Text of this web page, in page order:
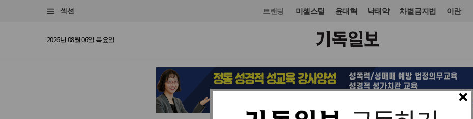
섹션 트랜딩 미셸스틸 윤대혁 낙태약 차별금지법 이란
2026년 08월 06일 목요일
×